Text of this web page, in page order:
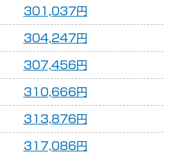
301,037円
304,247円
307,456円
310,666円
313,876円
317,086円